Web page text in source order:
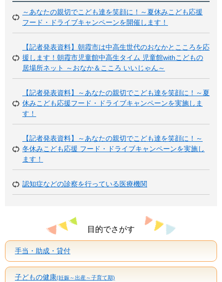
～あなたの親切でこども達を笑顔に！～夏休みこども応援
フード・ドライブキャンペーンを開催します！
【記者発表資料】朝霞市は中高生世代のおなかとこころを応
援します！朝霞市児童館中高生タイム 児童館withこどもの
居場所ネット ～おなか＆こころ いいじゃん～
【記者発表資料】～あなたの親切でこども達を笑顔に！～夏
休みこども応援フード・ドライブキャンペーンを実施しま
す！
【記者発表資料】～あなたの親切でこども達を笑顔に！～
冬休みこども応援 フード・ドライブキャンペーンを実施し
ます！
認知症などの診察を行っている医療機関
目的でさがす
手当・助成・貸付
子どもの健康(妊娠～出産～子育て期)